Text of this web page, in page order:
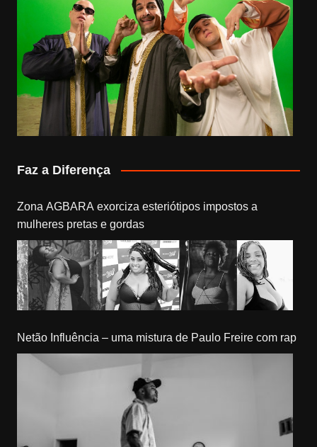
Faz a Diferença
Zona AGBARA exorciza esteriótipos impostos a
mulheres pretas e gordas
Netão Influência – uma mistura de Paulo Freire com rap